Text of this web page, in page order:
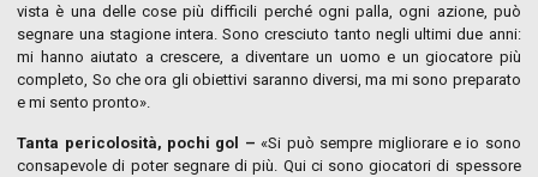
vista è una delle cose più difficili perché ogni palla, ogni azione, può
segnare una stagione intera. Sono cresciuto tanto negli ultimi due anni:
mi hanno aiutato a crescere, a diventare un uomo e un giocatore più
completo, So che ora gli obiettivi saranno diversi, ma mi sono preparato
e mi sento pronto».
Tanta pericolosità, pochi gol –«Si può sempre migliorare e io sono
consapevole di poter segnare di più. Qui ci sono giocatori di spessore